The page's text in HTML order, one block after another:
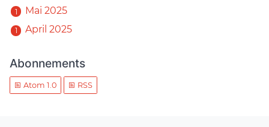
1 Mai 2025
1 April 2025
Abonnements
Atom 1.0 RSS